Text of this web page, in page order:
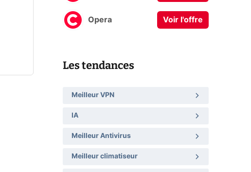
Opera Voir l'offre
Les tendances
Meilleur VPN
IA
Meilleur Antivirus
Meilleur climatiseur